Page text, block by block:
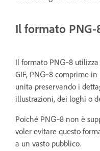
Il formato PNG-
Il formato PNG‑8
GIF, PNG‑8 comprime
unita preservando i
illustrazioni, dei loghi o
Poiché PNG‑8 non è
voler evitare questo
a un vasto pubblico.